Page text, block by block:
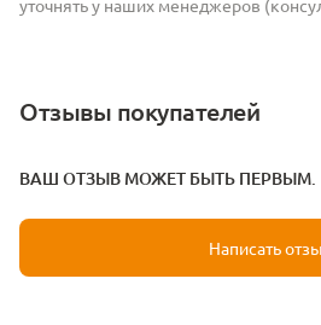
уточнять у наших менеджеров
Отзывы покупателей
ВАШ ОТЗЫВ МОЖЕТ БЫТЬ ПЕРВЫМ.
Написать